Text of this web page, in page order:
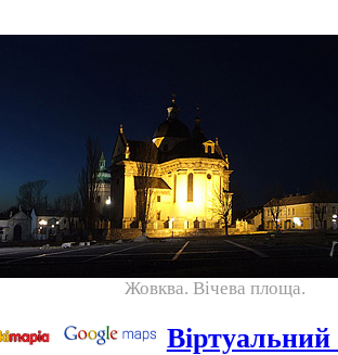
Жовква. Вічева площа.